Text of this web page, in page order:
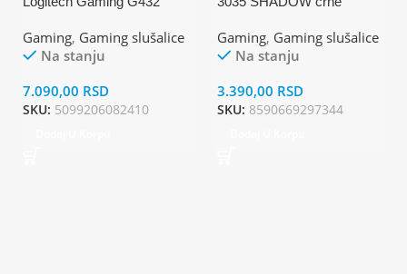
Gaming, Gaming slušalice
Na stanju
7.090,00 RSD
SKU: 5099206082410
Gaming, Gaming slušalice
Na stanju
3.390,00 RSD
SKU: 8590669297344